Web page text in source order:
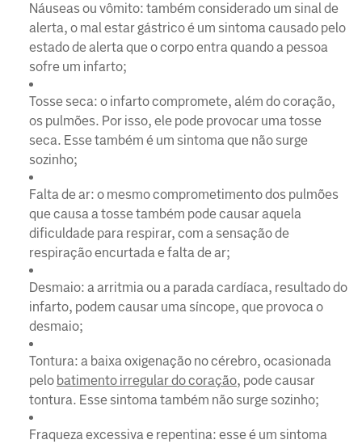
Náuseas ou vômito: também considerado um sinal de
alerta, o mal estar gástrico é um sintoma causado pelo
estado de alerta que o corpo entra quando a pessoa
sofre um infarto;
Tosse seca: o infarto compromete, além do coração,
os pulmões. Por isso, ele pode provocar uma tosse
seca. Esse também é um sintoma que não surge
sozinho;
Falta de ar: o mesmo comprometimento dos pulmões
que causa a tosse também pode causar aquela
dificuldade para respirar, com a sensação de
respiração encurtada e falta de ar;
Desmaio: a arritmia ou a parada cardíaca, resultado do
infarto, podem causar uma síncope, que provoca o
desmaio;
Tontura: a baixa oxigenação no cérebro, ocasionada
pelo batimento irregular do coração, pode causar
tontura. Esse sintoma também não surge sozinho;
Fraqueza excessiva e repentina: esse é um sintoma